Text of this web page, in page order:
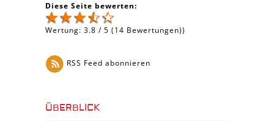
Diese Seite bewerten:
Wertung: 3.8 / 5 (14 Bewertungen))
RSS Feed abonnieren
ÜBERBLICK